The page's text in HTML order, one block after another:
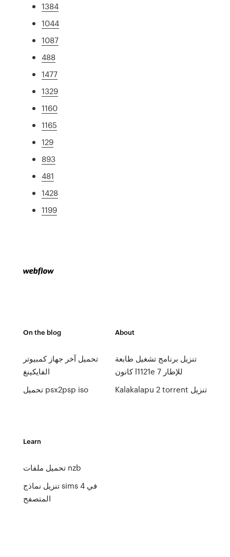
1384
1044
1087
488
1477
1329
1160
1165
129
893
481
1428
1199
On the blog
تحميل آخر جهاز كمبيوتر
الفايكينغ
تحميل psx2psp iso
About
تنزيل برنامج تشغيل طابعة
كانون l1121e للإطار 7
Kalakalapu 2 torrent تنزيل
Learn
تحميل ملفات nzb
تنزيل نماذج sims 4 في
المتصفح